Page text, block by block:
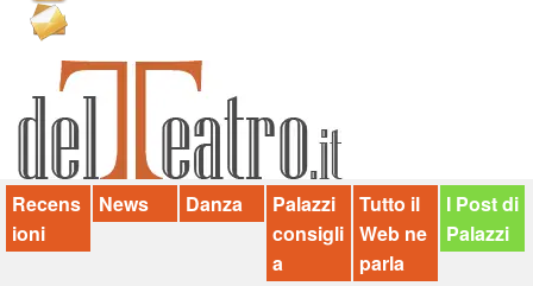
Video
Chi siamo
Contatti
dT in English
Recens
ioni
News Danza
Palazzi
consigli
a
Tutto il
Web ne
parla
I Post di
Palazzi